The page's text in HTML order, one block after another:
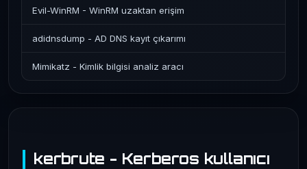
kerbrute - Kerberos kullanıcı
Evil-WinRM - WinRM uzaktan erişim
adidnsdump - AD DNS kayıt çıkarımı
Mimikatz - Kimlik bilgisi analiz aracı